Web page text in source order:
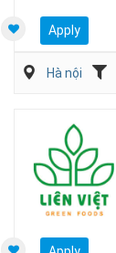
Apply
Hà nội